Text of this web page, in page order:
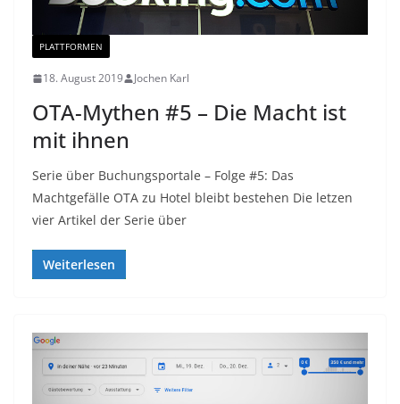
PLATTFORMEN
18. August 2019 Jochen Karl
OTA-Mythen #5 – Die Macht ist
mit ihnen
Serie über Buchungsportale – Folge #5: Das
Machtgefälle OTA zu Hotel bleibt bestehen Die letzen
vier Artikel der Serie über
Weiterlesen